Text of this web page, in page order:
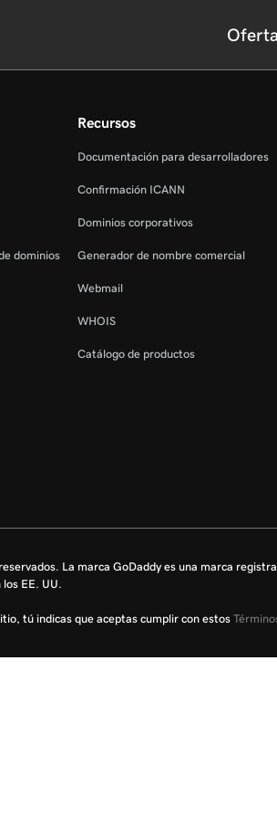
dominios
Recursos
Documentación para desarrolladores
Confirmación ICANN
Dominios corporativos
Generador de nombre comercial
Webmail
WHOIS
Catálogo de productos
La marca GoDaddy es una marca
EE. UU.
tú indicas que aceptas cumplir con estos